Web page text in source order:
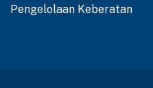
Pengelolaan Keberatan